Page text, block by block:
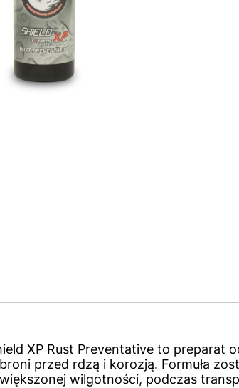
XP Rust Preventative to
przed rdzą i korozją. Formuła
wilgotności, podczas